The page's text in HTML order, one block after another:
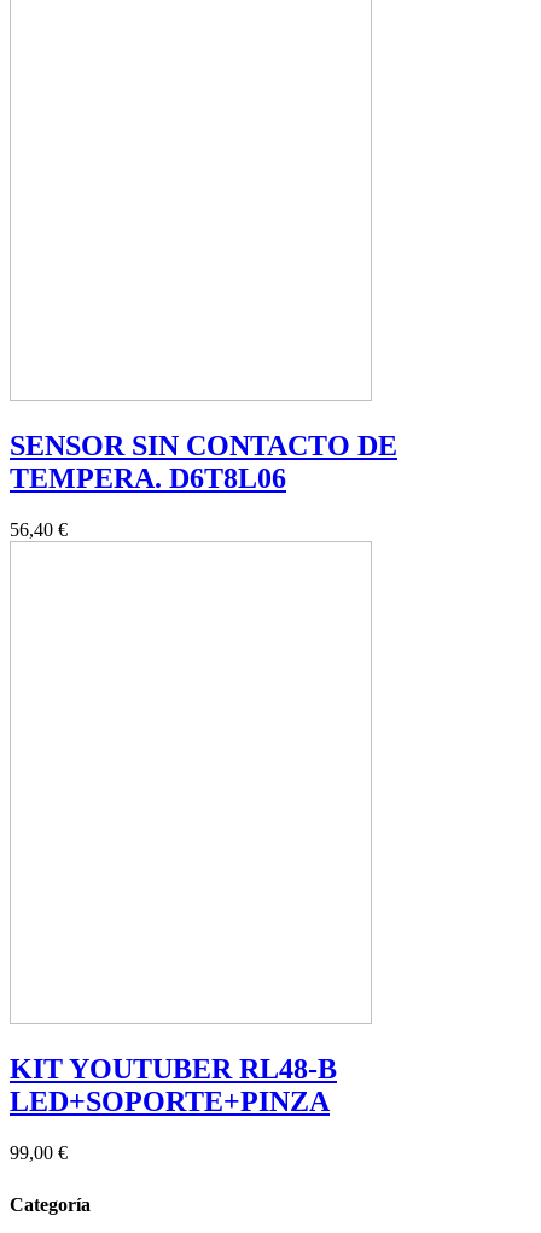
SENSOR SIN CONTACTO DE
TEMPERA. D6T8L06
56,40 €
KIT YOUTUBER RL48-B
LED+SOPORTE+PINZA
99,00 €
Categoría